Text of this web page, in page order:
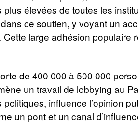
plus élevées de toutes les
ce soutien, y voyant un
large adhésion populaire
de 400 000 à 500 000
un travail de lobbying au
influence l’opinion
un pont et un canal